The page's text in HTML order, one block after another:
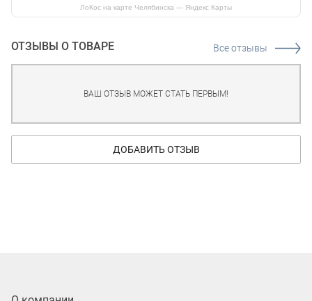
ЛоКос на карте Челябинска — Яндекс Карты
ОТЗЫВЫ О ТОВАРЕ Все отзывы
ВАШ ОТЗЫВ МОЖЕТ СТАТЬ ПЕРВЫМ!
ДОБАВИТЬ ОТЗЫВ